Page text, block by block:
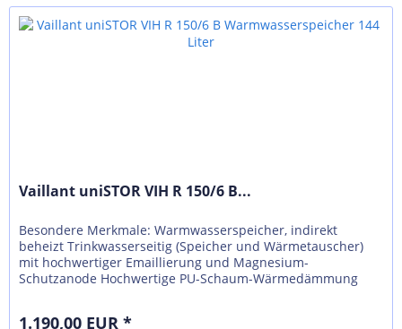
Vaillant uniSTOR VIH R 150/6 B...
Besondere Merkmale: Warmwasserspeicher, indirekt
beheizt Trinkwasserseitig (Speicher und Wärmetauscher)
mit hochwertiger Emaillierung und Magnesium-
Schutzanode Hochwertige PU-Schaum-Wärmedämmung
1.190,00 EUR *